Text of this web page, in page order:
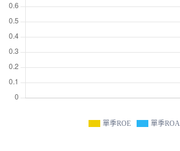
單季ROE 單季ROA